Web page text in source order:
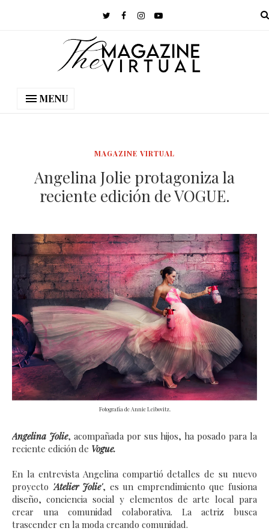
MENU
MAGAZINE VIRTUAL
Angelina Jolie protagoniza la
reciente edición de VOGUE.
Fotografía de Annie Leibovitz.
Angelina Jolie, acompañada por sus hijos, ha posado para la
reciente edición de Vogue.
En la entrevista Angelina compartió detalles de su nuevo
proyecto 'Atelier Jolie', es un emprendimiento que fusiona
diseño, conciencia social y elementos de arte local para
crear una comunidad colaborativa. La actriz busca
trascender en la moda creando comunidad.